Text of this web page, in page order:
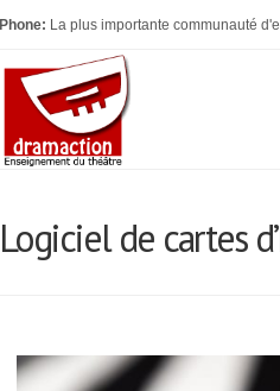
Phone: La plus importante communauté
Logiciel de cartes